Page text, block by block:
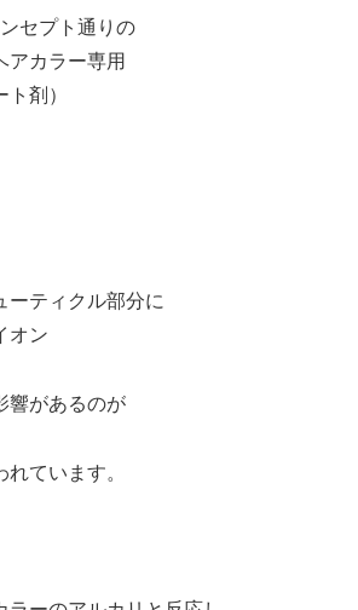
セプト通りの
カラー専用
剤）
ーティクル部分に
オン
があるのが
ています。